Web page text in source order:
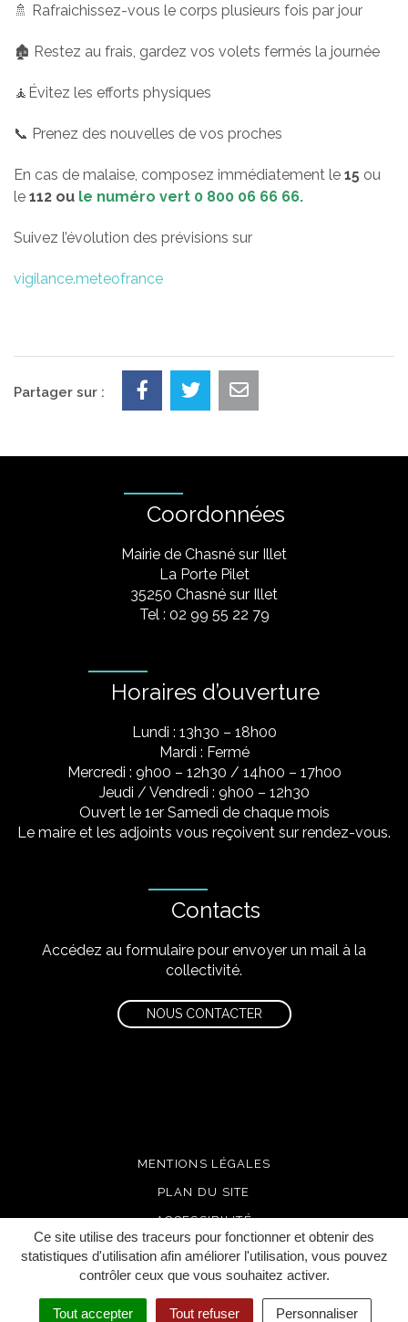
Ce site utilise des traceurs pour fonctionner et obtenir des
statistiques d'utilisation afin améliorer l'utilisation, vous pouvez
contrôler ceux que vous souhaitez activer.
Tout accepter Tout refuser Personnaliser
🚿 Rafraichissez-vous le corps plusieurs fois par jour
🏚️ Restez au frais, gardez vos volets fermés la journée
🧘 Évitez les efforts physiques
📞 Prenez des nouvelles de vos proches
En cas de malaise, composez immédiatement le 15 ou
le 112 ou le numéro vert 0 800 06 66 66.
Suivez l’évolution des prévisions sur
vigilance.meteofrance
Partager sur :
Coordonnées
Mairie de Chasné sur Illet
La Porte Pilet
35250 Chasné sur Illet
Tel : 02 99 55 22 79
Horaires d’ouverture
Lundi : 13h30 – 18h00
Mardi : Fermé
Mercredi : 9h00 – 12h30 / 14h00 – 17h00
Jeudi / Vendredi : 9h00 – 12h30
Ouvert le 1er Samedi de chaque mois
Le maire et les adjoints vous reçoivent sur rendez-vous.
Contacts
Accédez au formulaire pour envoyer un mail à la
collectivité.
NOUS CONTACTER
MENTIONS LÉGALES
PLAN DU SITE
ACCESSIBILITÉ
CRÉDITS
GERER SES COOKIES